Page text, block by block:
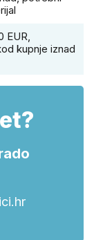
EUR,
kupnje iznad